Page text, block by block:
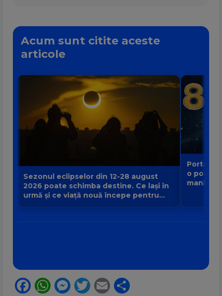
Acum sunt citite aceste
articole
Sezonul eclipselor din 12-28 august
2026 poate schimba destine. Ce lași în
urmă și ce viață nouă începe pentru
Portalul
o poartă
Facebook
WhatsApp
Messenger
Twitter
Email